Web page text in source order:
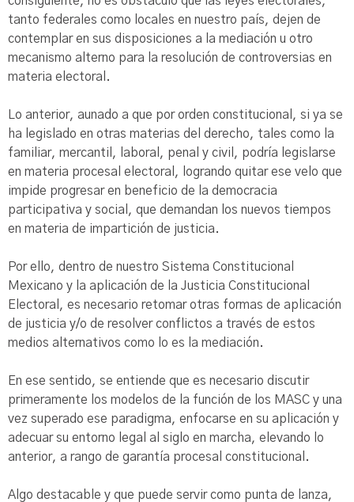
tanto federales como locales en nuestro país, dejen de
contemplar en sus disposiciones a la mediación u otro
mecanismo alterno para la resolución de controversias en
materia electoral.
Lo anterior, aunado a que por orden constitucional, si ya se
ha legislado en otras materias del derecho, tales como la
familiar, mercantil, laboral, penal y civil, podría legislarse
en materia procesal electoral, logrando quitar ese velo que
impide progresar en beneficio de la democracia
participativa y social, que demandan los nuevos tiempos
en materia de impartición de justicia.
Por ello, dentro de nuestro Sistema Constitucional
Mexicano y la aplicación de la Justicia Constitucional
Electoral, es necesario retomar otras formas de aplicación
de justicia y/o de resolver conflictos a través de estos
medios alternativos como lo es la mediación.
En ese sentido, se entiende que es necesario discutir
primeramente los modelos de la función de los MASC y una
vez superado ese paradigma, enfocarse en su aplicación y
adecuar su entorno legal al siglo en marcha, elevando lo
anterior, a rango de garantía procesal constitucional.
Algo destacable y que puede servir como punta de lanza,